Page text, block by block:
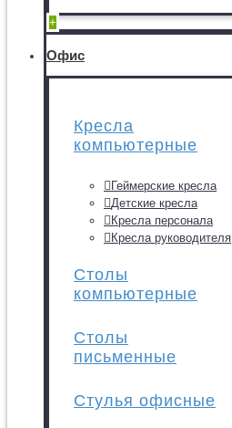
+
Офис
Кресла
компьютерные
Геймерские кресла
Детские кресла
Кресла персонала
Кресла руководителя
Столы
компьютерные
Столы
письменные
Стулья офисные